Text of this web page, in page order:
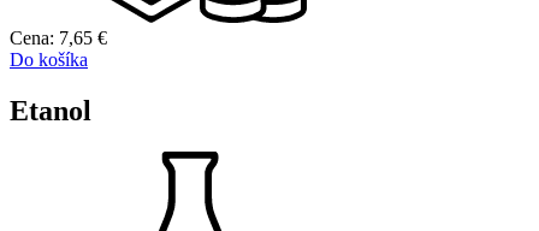
Cena: 7,65 €
Do košíka
Etanol